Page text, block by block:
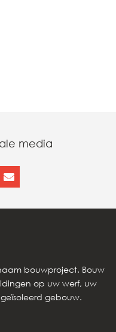
media
bouwproject. Bouw
op uw werf, uw
gebouw.